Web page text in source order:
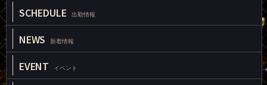
SCHEDULE 出勤情報
NEWS 新着情報
EVENT イベント